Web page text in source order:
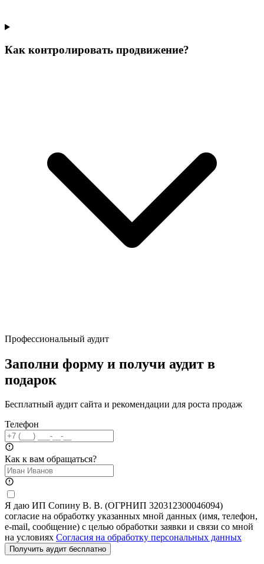
Как контролировать продвижение?
Профессиональный аудит
Заполни форму и получи аудит в
подарок
Бесплатный аудит сайта и рекомендации для роста продаж
Телефон
Как к вам обращаться?
Я даю ИП Сопину В. В. (ОГРНИП 320312300046094)
согласие на обработку указанных мной данных (имя, телефон,
e-mail, сообщение) с целью обработки заявки и связи со мной
на условиях Согласия на обработку персональных данных
Получить аудит бесплатно